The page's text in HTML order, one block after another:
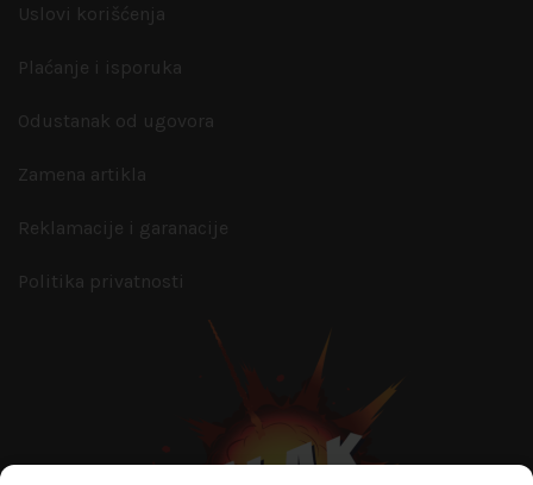
Uslovi korišćenja
Plaćanje i isporuka
Odustanak od ugovora
Zamena artikla
Reklamacije i garanacije
Politika privatnosti